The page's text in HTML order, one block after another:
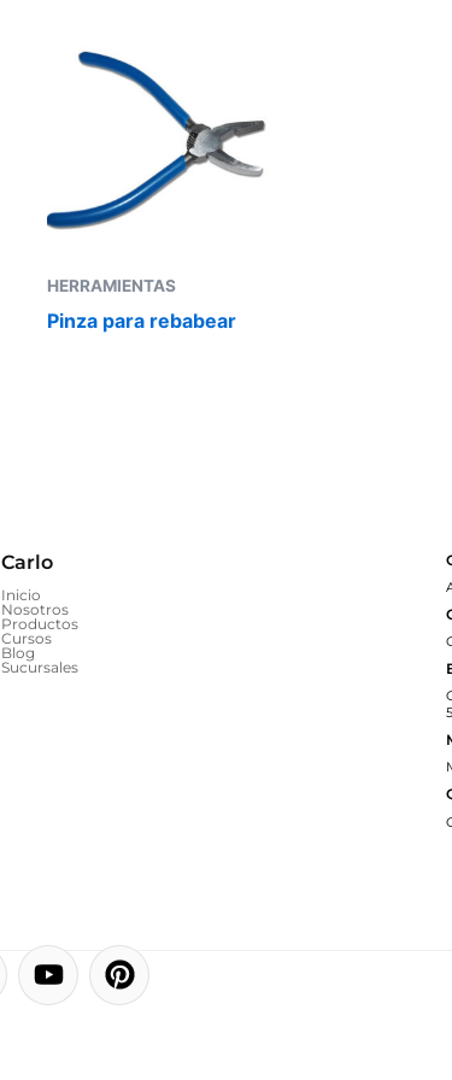
HERRAMIENTAS
Pinza para rebabear
Carlo
Inicio
Nosotros
Productos
Cursos
Blog
Sucursales
Y
o
P
i